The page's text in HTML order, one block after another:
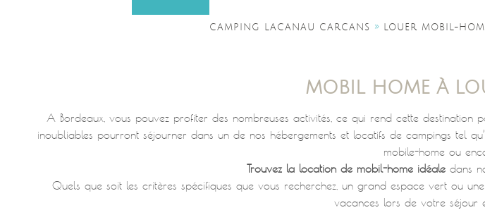
CAMPING LACANAU CARCANS » LOUER MOBIL-
MOBIL HOME À
A Bordeaux, vous pouvez profiter des nombreuses activités, ce qui rend cette
inoubliables pourront séjourner dans un de nos hébergements et locatifs de campings tel
mobile-home ou
Trouvez la location de mobil-home idéaledans
Quels que soit les critères spécifiques que vous recherchez, un grand espace vert ou
vacances lors de votre séjour